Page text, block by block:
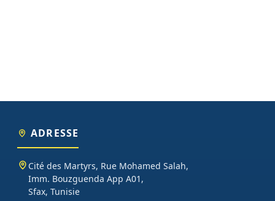
ADRESSE
Cité des Martyrs, Rue Mohamed Salah,
Imm. Bouzguenda App A01,
Sfax, Tunisie